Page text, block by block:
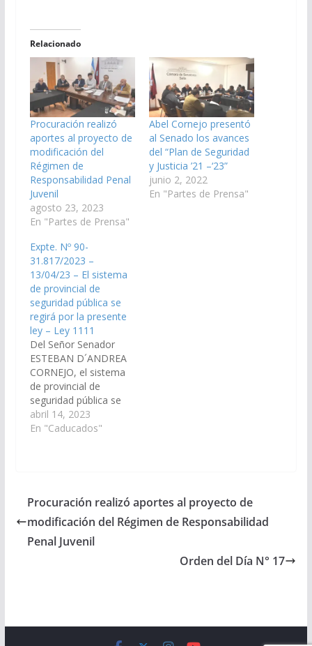
Relacionado
Procuración realizó
aportes al proyecto de
modificación del
Régimen de
Responsabilidad Penal
Juvenil
agosto 23, 2023
En "Partes de Prensa"
Abel Cornejo presentó
al Senado los avances
del “Plan de Seguridad
y Justicia ’21 –‘23”
junio 2, 2022
En "Partes de Prensa"
Expte. Nº 90-
31.817/2023 –
13/04/23 – El sistema
de provincial de
seguridad pública se
regirá por la presente
ley – Ley 1111
Del Señor Senador
ESTEBAN D´ANDREA
CORNEJO, el sistema
de provincial de
seguridad pública se
regirá por la presente
ley en todo lo
formulación, gestión y
y directivas de
seguridad pública en el
abril 14, 2023
En "Caducados"
Procuración realizó aportes al proyecto de
modificación del Régimen de Responsabilidad
Penal Juvenil
Orden del Día N° 17